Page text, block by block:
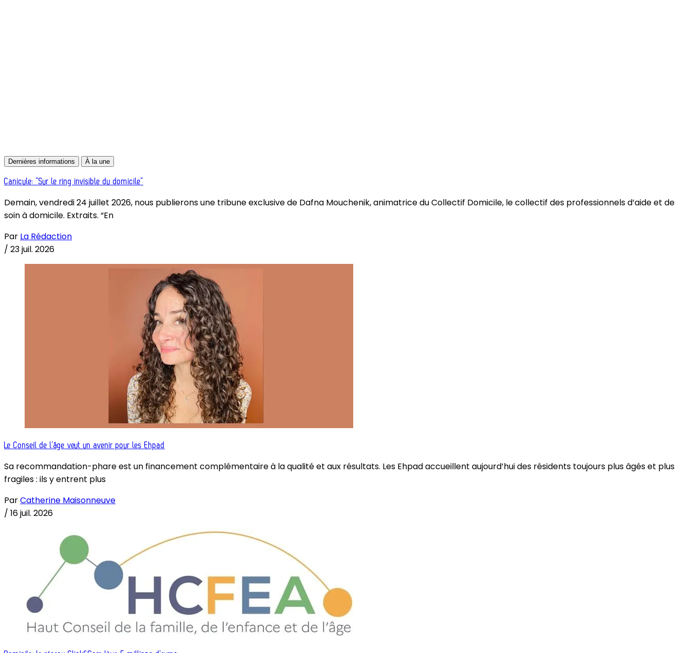
Dernières informations À la une
Canicule: “Sur le ring invisible du domicile”
Demain, vendredi 24 juillet 2026, nous publierons une tribune exclusive de Dafna Mouchenik, animatrice du Collectif Domicile, le collectif des professionnels d’aide et de
soin à domicile. Extraits. “En
Par La Rédaction
/ 23 juil. 2026
Le Conseil de l’âge veut un avenir pour les Ehpad
Sa recommandation-phare est un financement complémentaire à la qualité et aux résultats. Les Ehpad accueillent aujourd’hui des résidents toujours plus âgés et plus
fragiles : ils y entrent plus
ParCatherine Maisonneuve
/ 16 juil. 2026